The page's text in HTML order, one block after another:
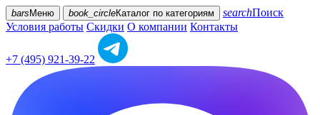
bars Меню book_circleКаталог по категориям searchПоиск
Условия работы Скидки О компании Контакты
+7 (495) 921-39-22